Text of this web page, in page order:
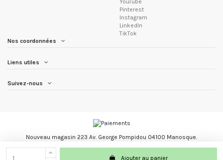
Ajouter au panier
YouTube
Pinterest
Instagram
LinkedIn
TikTok
Nos coordonnées
Liens utiles
Suivez-nous
Nouveau magasin 223 Av. George Pompidou 04100 Manosque.
Les Trésors du Brésil marque registré.